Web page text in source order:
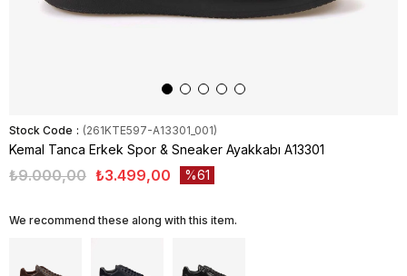
Stock Code (261KTE597-A13301_001)
Kemal Tanca Erkek Spor & Sneaker Ayakkabı A13301
₺9.000,00 ₺3.499,00 61
We recommend these along with this item.